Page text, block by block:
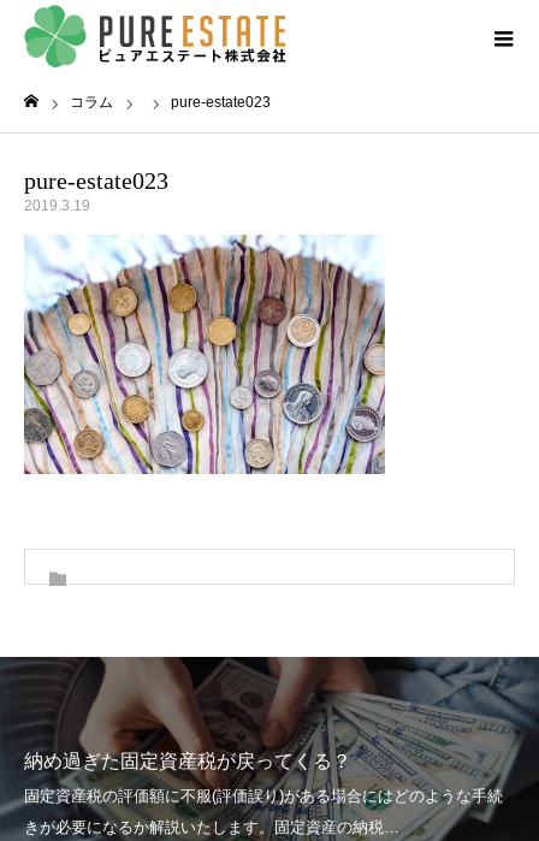
コラム pure-estate023
pure-estate023
2019.3.19
納め過ぎた固定資産税が戻ってくる？